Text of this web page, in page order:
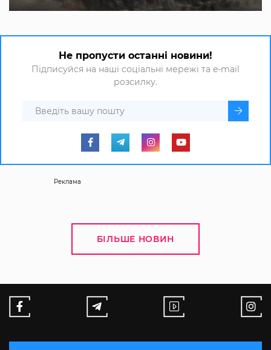
Не пропусти останні новини!
Підписуйся на наші соціальні мережі та e-mail
розсилку.
Реклама
БІЛЬШЕ НОВИН